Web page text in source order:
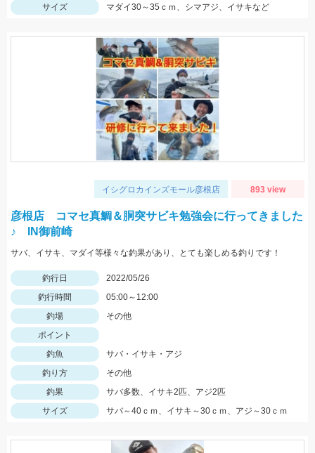
サイズ
マダイ30～35ｃｍ、シマアジ、イサキなど
イシグロカインズモール彦根店 893 view
彦根店 コマセ真鯛＆胴突サビキ勉強会に行ってきました
♪ IN御前崎
サバ、イサキ、マダイ等様々な釣果があり、とても楽しめる釣りです！
釣行日
2022/05/26
釣行時間
05:00～12:00
釣場
その他
ポイント
釣魚
サバ・イサキ・アジ
釣り方
その他
釣果
サバ多数、イサキ2匹、アジ2匹
サイズ
サバ～40ｃｍ、イサキ～30ｃｍ、アジ～30ｃｍ